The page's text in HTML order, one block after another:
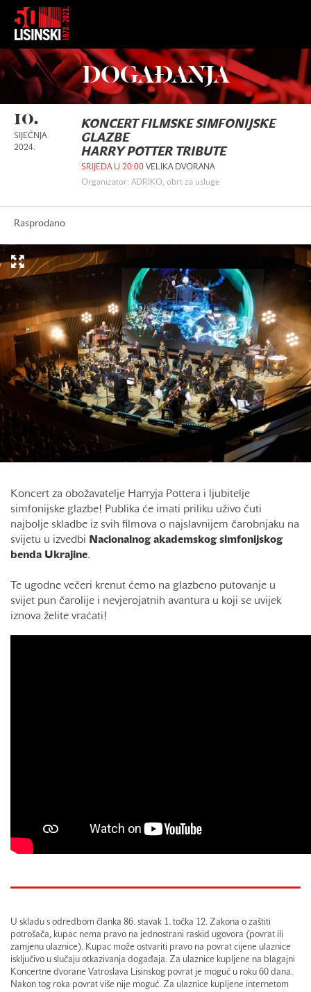
DOGAĐANJA
10.
SIJEČNJA
2024.
KONCERT FILMSKE SIMFONIJSKE
GLAZBE
HARRY POTTER TRIBUTE
SRIJEDA U 20:00 VELIKA DVORANA
Organizator: ADRIKO, obrt za usluge
Rasprodano
Koncert za obožavatelje Harryja Pottera i ljubitelje
simfonijske glazbe! Publika će imati priliku uživo čuti
najbolje skladbe iz svih filmova o najslavnijem čarobnjaku na
svijetu u izvedbi
Nacionalnog akademskog simfonijskog
benda Ukrajine.
Te ugodne večeri krenut ćemo na glazbeno putovanje u
svijet pun čarolije i nevjerojatnih avantura u koji se uvijek
iznova želite vraćati!
U skladu s odredbom članka 86. stavak 1. točka 12. Zakona o zaštiti
potrošača, kupac nema pravo na jednostrani raskid ugovora (povrat ili
zamjenu ulaznice). Kupac može ostvariti pravo na povrat cijene ulaznice
isključivo u slučaju otkazivanja događaja. Za ulaznice kupljene na blagajni
Koncertne dvorane Vatroslava Lisinskog povrat je moguć u roku 60 dana.
Nakon tog roka povrat više nije moguć. Za ulaznice kupljene internetom